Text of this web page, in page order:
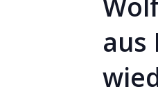
aus